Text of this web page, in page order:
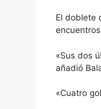
El doblete
«Sus dos
añadió
«Cuatro